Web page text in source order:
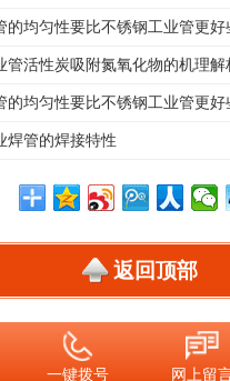
的均匀性要比不锈钢工业管更好
管活性炭吸附氮氧化物的机理解
的均匀性要比不锈钢工业管更好
焊管的焊接特性
一键拨号 网上留
返回顶部